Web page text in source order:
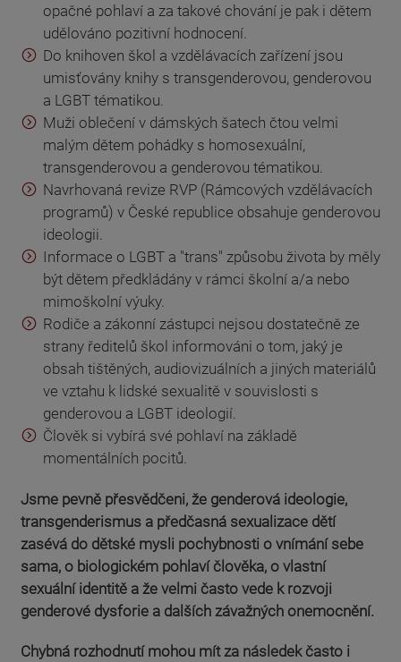
opačné pohlaví a za takové chování je pak i dětem
udělováno pozitivní hodnocení.
Do knihoven škol a vzdělávacích zařízení jsou
umisťovány knihy s transgenderovou, genderovou
a LGBT tématikou.
Muži oblečení v dámských šatech čtou velmi
malým dětem pohádky s homosexuální,
transgenderovou a genderovou tématikou.
Navrhovaná revize RVP (Rámcových vzdělávacích
programů) v České republice obsahuje genderovou
ideologii.
Informace o LGBT a "trans" způsobu života by měly
být dětem předkládány v rámci školní a/a nebo
mimoškolní výuky.
Rodiče a zákonní zástupci nejsou dostatečně ze
strany ředitelů škol informováni o tom, jaký je
obsah tištěných, audiovizuálních a jiných materiálů
ve vztahu k lidské sexualitě v souvislosti s
genderovou a LGBT ideologií.
Člověk si vybírá své pohlaví na základě
momentálních pocitů.
Jsme pevně přesvědčeni, že genderová ideologie,
transgenderismus a předčasná sexualizace dětí
zasévá do dětské mysli pochybnosti o vnímání sebe
sama, o biologickém pohlaví člověka, o vlastní
sexuální identitě a že velmi často vede k rozvoji
genderové dysforie a dalších závažných onemocnění.
Chybná rozhodnutí mohou mít za následek často i